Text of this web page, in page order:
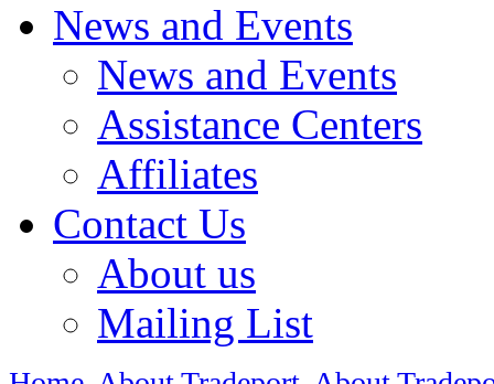
News and Events
News and Events
Assistance Centers
Affiliates
Contact Us
About us
Mailing List